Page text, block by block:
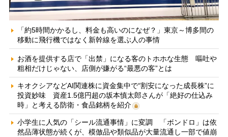
「約5時間かかるし、料金も高いのになぜ？」東京～博多間の
移動に飛行機ではなく新幹線を選ぶ人の事情
お酒を提供する店で「出禁」になる客のトホホな生態 嘔吐や
粗相だけじゃない、店側が嫌がる“最悪の客”とは
キオクシアなどAI関連株に資金集中で“割安になった成長株”に
投資妙味 資産1.5億円超の坂本慎太郎さんが「絶好の仕込み
時」と考える防衛・食品銘柄を紹介
小学生に人気の「シール流通事情」に変調 「ボンドロ」は依
然品薄状態が続くが、模倣品や類似品が大量流通し一部で値崩